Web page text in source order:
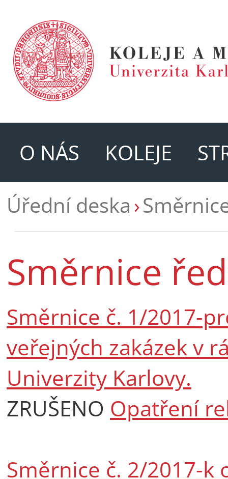
O NÁS KOLEJE
Úřední deska
Směrnice
Směrnice č. 1/2017-
veřejných zakázek v
Univerzity Karlovy.
ZRUŠENO Opatření
Směrnice č. 2/2017-